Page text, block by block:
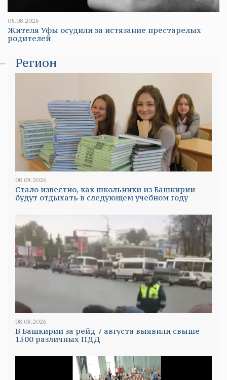
05.08.2026
Жителя Уфы осудили за истязание престарелых
родителей
Регион
08.08.2026
Стало известно, как школьники из Башкирии
будут отдыхать в следующем учебном году
08.08.2026
В Башкирии за рейд 7 августа выявили свыше
1500 различных ПДД